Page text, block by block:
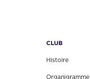
CLUB
Histoire
Organigramme